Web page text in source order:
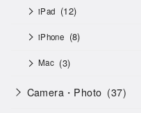
iPad (12)
iPhone (8)
Mac (3)
Camera・Photo (37)